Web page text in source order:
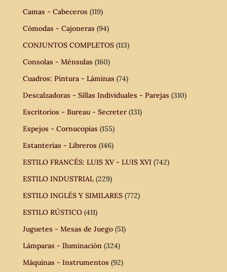
Camas - Cabeceros (119)
Cómodas - Cajoneras (94)
CONJUNTOS COMPLETOS (113)
Consolas - Ménsulas (160)
Cuadros: Pintura - Láminas (74)
Descalzadoras - Sillas Individuales - Parejas (310)
Escritorios - Bureau - Secreter (131)
Espejos - Cornucopias (155)
Estanterías - Libreros (146)
ESTILO FRANCÉS: LUIS XV - LUIS XVI (742)
ESTILO INDUSTRIAL (229)
ESTILO INGLÉS Y SIMILARES (772)
ESTILO RÚSTICO (411)
Juguetes - Mesas de Juego (51)
Lámparas - Iluminación (324)
Máquinas - Instrumentos (92)